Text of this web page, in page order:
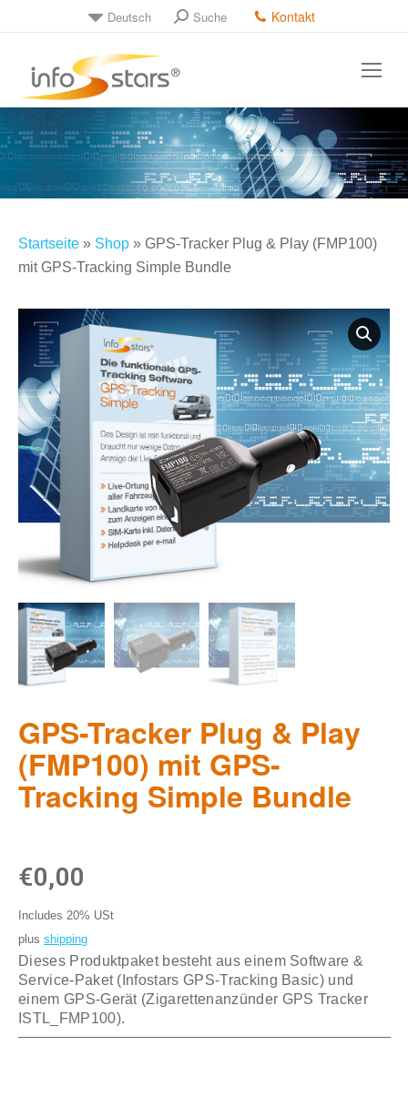
Deutsch Cerca:Suche Kontakt
Startseite » Shop » GPS-Tracker Plug & Play (FMP100)
mit GPS-Tracking Simple Bundle
GPS-Tracker Plug & Play
(FMP100) mit GPS-
Tracking Simple Bundle
€0,00
Includes 20% USt
plus shipping
Dieses Produktpaket besteht aus einem Software &
Service-Paket (Infostars GPS-Tracking Basic) und
einem GPS-Gerät (Zigarettenanzünder GPS Tracker
ISTL_FMP100).